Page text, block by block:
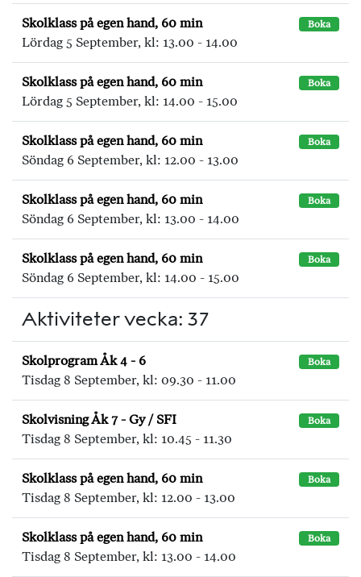
Skolklass på egen hand, 60 min Boka
Lördag 5 September, kl: 13.00 - 14.00
Skolklass på egen hand, 60 min Boka
Lördag 5 September, kl: 14.00 - 15.00
Skolklass på egen hand, 60 min Boka
Söndag 6 September, kl: 12.00 - 13.00
Skolklass på egen hand, 60 min Boka
Söndag 6 September, kl: 13.00 - 14.00
Skolklass på egen hand, 60 min Boka
Söndag 6 September, kl: 14.00 - 15.00
Aktiviteter vecka: 37
Skolprogram Åk 4 - 6 Boka
Tisdag 8 September, kl: 09.30 - 11.00
Skolvisning Åk 7 - Gy / SFI Boka
Tisdag 8 September, kl: 10.45 - 11.30
Skolklass på egen hand, 60 min Boka
Tisdag 8 September, kl: 12.00 - 13.00
Skolklass på egen hand, 60 min Boka
Tisdag 8 September, kl: 13.00 - 14.00